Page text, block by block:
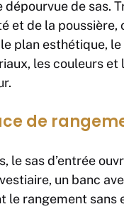
de sas.
et de la poussière,
plan esthétique,
les couleurs
de
sas d’entrée
un banc
rangement sans